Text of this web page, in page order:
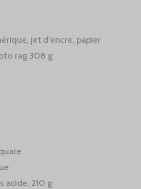
jet d’encre, papier
rag 308 g
acide, 210 g